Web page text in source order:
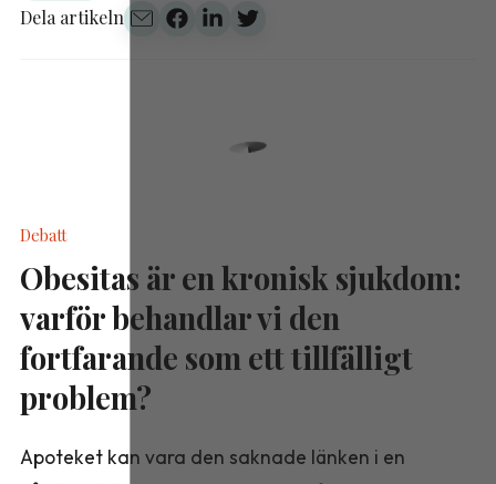
Dela artikeln
Debatt
Obesitas är en kronisk sjukdom:
varför behandlar vi den
fortfarande som ett tillfälligt
problem?
Apoteket kan vara den saknade länken i en